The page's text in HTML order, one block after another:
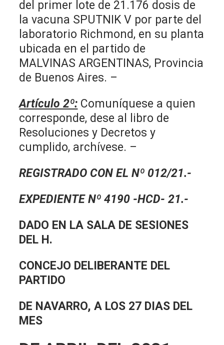
del primer lote de 21.176 dosis de
la vacuna SPUTNIK V por parte del
laboratorio Richmond, en su planta
ubicada en el partido de
MALVINAS ARGENTINAS, Provincia
de Buenos Aires. –
Artículo 2º: Comuníquese a quien
corresponde, dese al libro de
Resoluciones y Decretos y
cumplido, archívese. –
REGISTRADO CON EL Nº 012/21.-
EXPEDIENTE Nº 4190 -HCD- 21.-
DADO EN LA SALA DE SESIONES
DEL H.
CONCEJO DELIBERANTE DEL
PARTIDO
DE NAVARRO, A LOS 27 DIAS DEL
MES